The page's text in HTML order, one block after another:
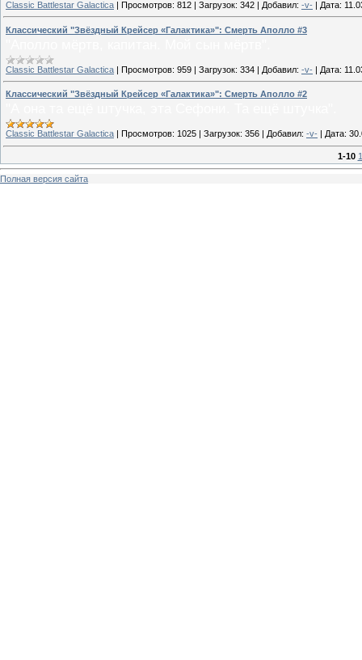
Classic Battlestar Galactica | Просмотров: 812 | Загрузок: 342 | Добавил: -v- | Дата:
Классический "Звёздный Крейсер «Галактика»": Смерть Аполло #3
Classic Battlestar Galactica | Просмотров: 959 | Загрузок: 334 | Добавил: -v- | Дата:
Классический "Звёздный Крейсер «Галактика»": Смерть Аполло #2
Classic Battlestar Galactica | Просмотров: 1025 | Загрузок: 356 | Добавил: -v- | Дата:
1-10
Полная версия сайта